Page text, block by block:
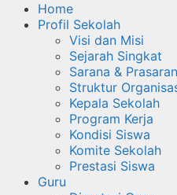
Home
Profil Sekolah
Visi dan Misi
Sejarah Singkat
Sarana &
Struktur
Kepala Sekolah
Program Kerja
Kondisi Siswa
Komite Sekolah
Prestasi Siswa
Guru